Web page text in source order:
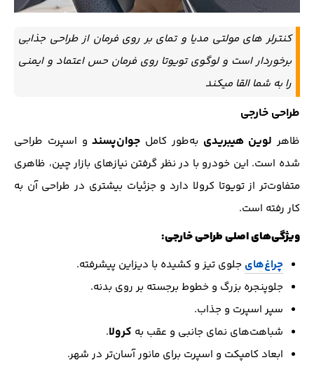
کنترلر های مولتی مدیا و تمای بر روی فرمان از طراحی جذابی
برخوردار است و لوگوی تویوتا روی فرمان حس اعتماد و ایمنی
را به شما القا میکند
طراحی خارجی
ظاهر لوین هیبریدی به‌طور کامل جوان‌پسندو اسپرت طراحی
شده است. این خودرو با در نظر گرفتن نیازهای بازار چین، ظاهری
متفاوت‌تر از تویوتا کرولا دارد و جزئیات بیشتری در طراحی آن به
کار رفته است.
ویژگی‌های اصلی طراحی خارجی:
چراغ‌های جلوی تیز و کشیده با دیزاین پیشرفته.
جلوپنجره بزرگ و خطوط برجسته بر روی بدنه.
سپر اسپرت و جذاب.
شباهت‌های نمای جانبی و عقب به کرولا.
ابعاد کامپکت و اسپرت برای مانور آسان‌تر در شهر.